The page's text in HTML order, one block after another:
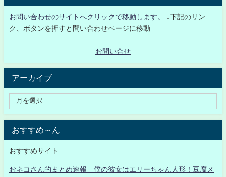
お問い合わせのサイトへクリックで移動します。
↓下記のリン
ク、ボタンを押すと問い合わせページに移動
お問い合せ
アーカイブ
おすすめ～ん
おすすめサイト
おネコさん的まとめ速報 僕の彼女はエリーちゃん人形！豆腐メ